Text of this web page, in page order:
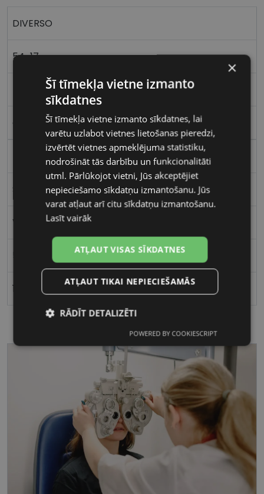
DIVERSO
54-17
crys/grey
Plastmasa
Stūrains
Vīriešiem
17
×
Šī tīmekļa vietne izmanto
sīkdatnes
Šī tīmekļa vietne izmanto sīkdatnes, lai
varētu uzlabot vietnes lietošanas pieredzi,
izvērtēt vietnes apmeklējuma statistiku,
nodrošināt tās darbību un funkcionalitāti
utml. Pārlūkojot vietni, Jūs akceptējiet
nepieciešamo sīkdatņu izmantošanu. Jūs
varat atļaut arī citu sīkdatņu izmantošanu.
Lasīt vairāk
ATĻAUT VISAS SĪKDATNES
ATĻAUT TIKAI NEPIECIEŠAMĀS
RĀDĪT DETALIZĒTI
sīkdatnes
Statistikas
sīkdatnes
Mārketinga
sīkdatnes
Funkcionālās
sīkdatnes
Nepieciešamās sīkdatnes
POWERED BY COOKIESCRIPT